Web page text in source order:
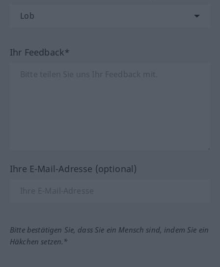
Ihr Feedback*
Ihre E-Mail-Adresse (optional)
Bitte bestätigen Sie, dass Sie ein Mensch sind, indem Sie ein
Häkchen setzen.*